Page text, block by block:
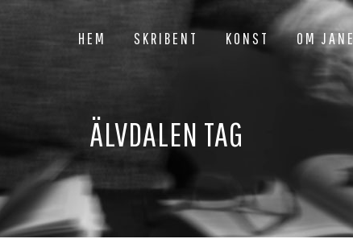
HEM SKRIBENT KONST OM JANE
ÄLVDALEN TAG